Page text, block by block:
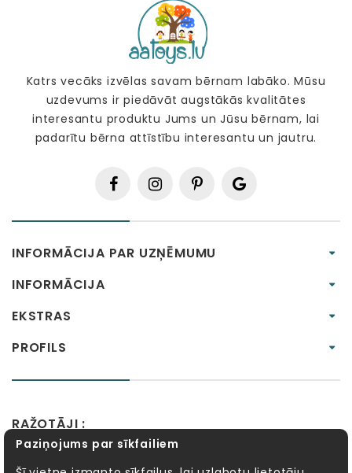
Katrs vecāks izvēlas savam bērnam labāko. Mūsu
uzdevums ir piedāvāt augstākās kvalitātes
interesantu produktu Jums un Jūsu bērnam, lai
padarītu bērna attīstību interesantu un jautru.
INFORMĀCIJA PAR UZŅĒMUMU
INFORMĀCIJA
EKSTRAS
PROFILS
RAŽOTĀJI :
Alexander Toys APLI kids
Fat Brain Toys
Goula KOSMOS Lucy&Leo
Paziņojums par sīkfailiem